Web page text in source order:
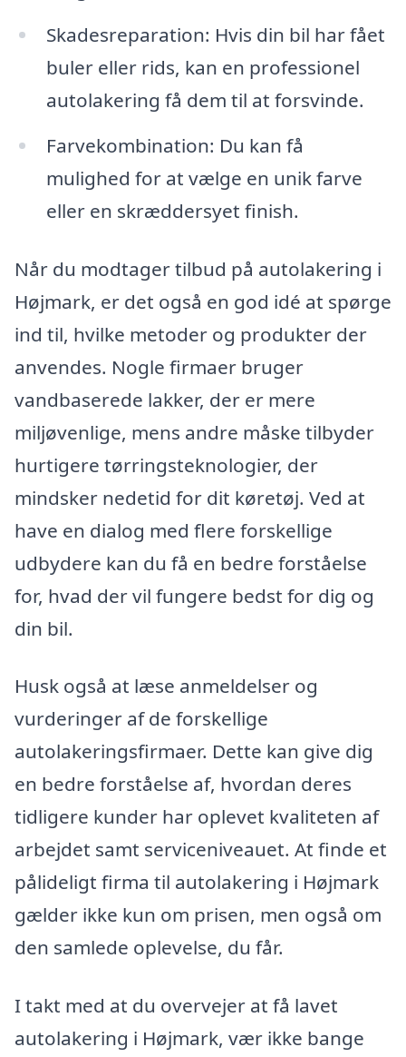
Skadesreparation: Hvis din bil har fået
buler eller rids, kan en professionel
autolakering få dem til at forsvinde.
Farvekombination: Du kan få
mulighed for at vælge en unik farve
eller en skræddersyet finish.
Når du modtager tilbud på autolakering i
Højmark, er det også en god idé at spørge
ind til, hvilke metoder og produkter der
anvendes. Nogle firmaer bruger
vandbaserede lakker, der er mere
miljøvenlige, mens andre måske tilbyder
hurtigere tørringsteknologier, der
mindsker nedetid for dit køretøj. Ved at
have en dialog med flere forskellige
udbydere kan du få en bedre forståelse
for, hvad der vil fungere bedst for dig og
din bil.
Husk også at læse anmeldelser og
vurderinger af de forskellige
autolakeringsfirmaer. Dette kan give dig
en bedre forståelse af, hvordan deres
tidligere kunder har oplevet kvaliteten af
arbejdet samt serviceniveauet. At finde et
pålideligt firma til autolakering i Højmark
gælder ikke kun om prisen, men også om
den samlede oplevelse, du får.
I takt med at du overvejer at få lavet
autolakering i Højmark, vær ikke bange